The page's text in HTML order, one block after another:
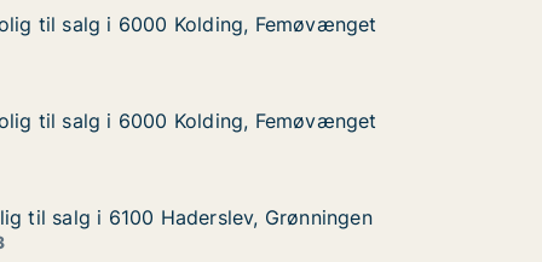
i 6000 Kolding, Femøvænget
til salg i 6000 Kolding, Femøvænget
til salg i 6000 Kolding, Femøvænget
i 6000 Kolding, Femøvænget
til salg i 6000 Kolding, Femøvænget
til salg i 6000 Kolding, Femøvænget
Haderslev, Grønningen
til salg i 6100 Haderslev, Grønningen
til salg i 6100 Haderslev, Grønningen